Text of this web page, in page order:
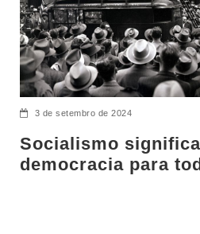
3 de setembro de 2024
Socialismo
democracia para